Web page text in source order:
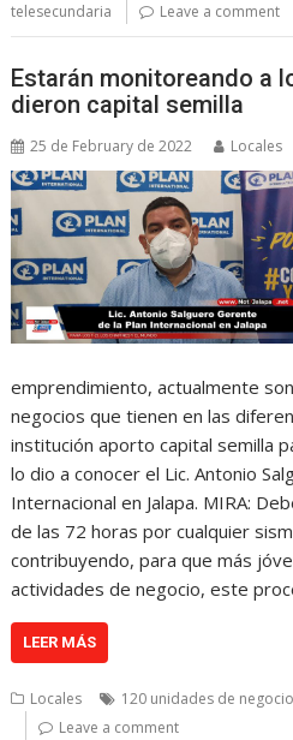
telesecundaria
Leave a comment
Estarán monitoreando a
dieron capital semilla
25 de February de 2022 Locales
emprendimiento, actualmente
negocios que tienen en las
institución aporto capital semilla
lo dio a conocer el Lic. Antonio
Internacional en Jalapa. MIRA:
de las 72 horas por cualquier
contribuyendo, para que más
actividades de negocio, este
LEER MÁS
Locales 120 unidades de
Leave a comment